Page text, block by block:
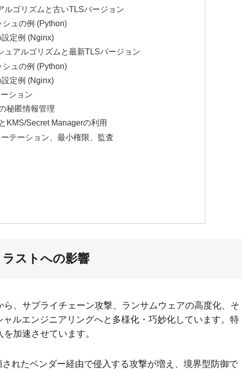
ルゴリズムと古いTLSバージョン
ュの例 (Python)
定例 (Nginx)
ュアルゴリズムと最新TLSバージョン
ュの例 (Python)
定例 (Nginx)
ション
秘匿情報管理
KMS/Secret Managerの利用
テーション、最小権限、監査
ストへの影響
、サプライチェーン攻撃、ランサムウェアの高度化、そ
ルエンジニアリングへと多様化・巧妙化しています。特
加速させています。
されたベンダー経由で侵入する攻撃が増え、境界型防御で